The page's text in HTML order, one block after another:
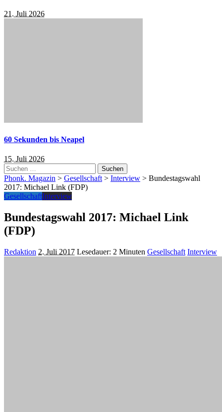
21. Juli 2026
60 Sekunden bis Neapel
15. Juli 2026
Suchen
nach:
Phonk. Magazin > Gesellschaft > Interview > Bundestagswahl
2017: Michael Link (FDP)
GesellschaftInterview
Bundestagswahl 2017: Michael Link
(FDP)
Posted
Redaktion 2. Juli 2017 Lesedauer: 2 Minuten Gesellschaft Interview